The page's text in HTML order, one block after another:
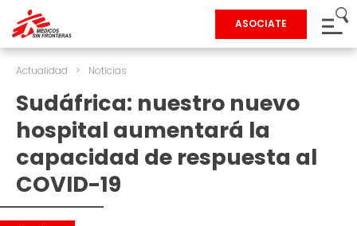
ASOCIATE
Actualidad > Noticias
Sudáfrica: nuestro nuevo
hospital aumentará la
capacidad de respuesta al
COVID-19